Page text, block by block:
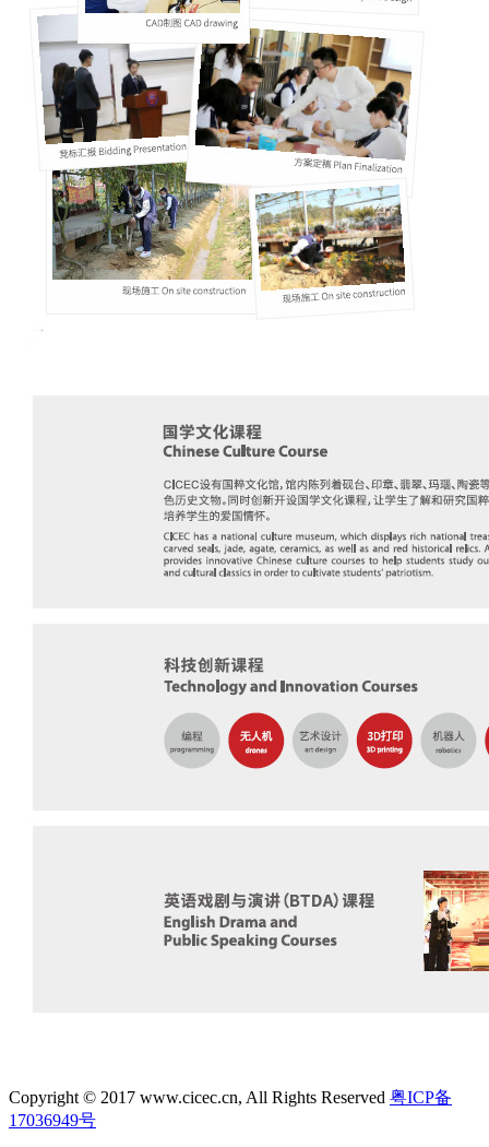
Copyright © 2017 www.cicec.cn, All Rights Reserved 粤ICP备
17036949号